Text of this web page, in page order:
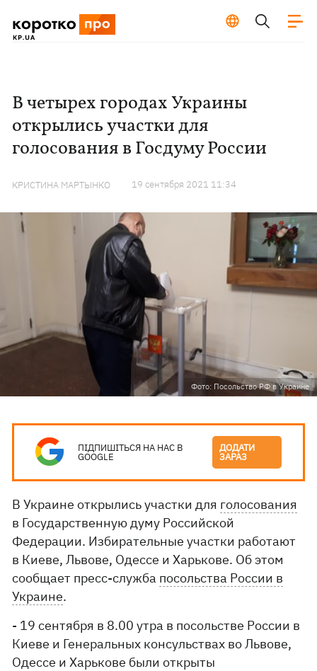
В четырех городах Украины
открылись участки для
голосования в Госдуму России
КРИСТИНА МАРТЫНКО 19 сентября 2021 11:34
Фото: Посольство РФ в Украине
ПІДПИШІТЬСЯ НА НАС В
GOOGLE
ДОДАТИ
ЗАРАЗ
В Украине открылись участки для голосования
в Государственную думу Российской
Федерации. Избирательные участки работают
в Киеве, Львове, Одессе и Харькове. Об этом
сообщает пресс-служба посольства России в
Украине.
- 19 сентября в 8.00 утра в посольстве России в
Киеве и Генеральных консульствах во Львове,
Одессе и Харькове были открыты